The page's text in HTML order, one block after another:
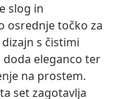
slog in
osrednje točko za
s čistimi
eleganco ter
na prostem.
set zagotavlja